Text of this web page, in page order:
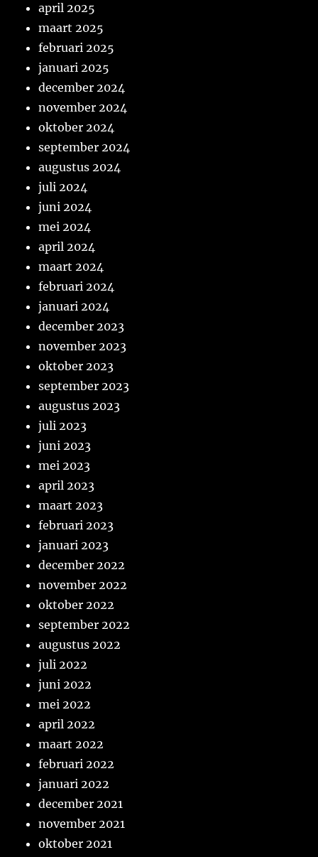
april 2025
maart 2025
februari 2025
januari 2025
december 2024
november 2024
oktober 2024
september 2024
augustus 2024
juli 2024
juni 2024
mei 2024
april 2024
maart 2024
februari 2024
januari 2024
december 2023
november 2023
oktober 2023
september 2023
augustus 2023
juli 2023
juni 2023
mei 2023
april 2023
maart 2023
februari 2023
januari 2023
december 2022
november 2022
oktober 2022
september 2022
augustus 2022
juli 2022
juni 2022
mei 2022
april 2022
maart 2022
februari 2022
januari 2022
december 2021
november 2021
oktober 2021